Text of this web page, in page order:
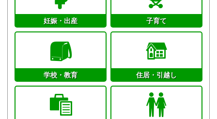
妊娠・出産 子育て
学校・教育 住居・引越し